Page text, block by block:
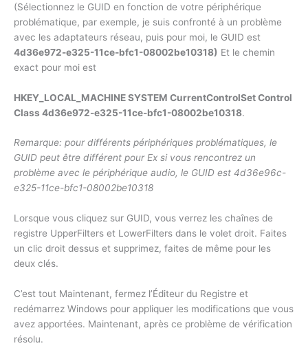
(Sélectionnez le GUID en fonction de votre périphérique
problématique, par exemple, je suis confronté à un problème
avec les adaptateurs réseau, puis pour moi, le GUID est
4d36e972-e325-11ce-bfc1-08002be10318) Et le chemin
exact pour moi est
HKEY_LOCAL_MACHINE SYSTEM CurrentControlSet Control
Class 4d36e972-e325-11ce-bfc1-08002be10318.
Remarque: pour différents périphériques problématiques, le
GUID peut être différent pour Ex si vous rencontrez un
problème avec le périphérique audio, le GUID est 4d36e96c-
e325-11ce-bfc1-08002be10318
Lorsque vous cliquez sur GUID, vous verrez les chaînes de
registre UpperFilters et LowerFilters dans le volet droit. Faites
un clic droit dessus et supprimez, faites de même pour les
deux clés.
C’est tout Maintenant, fermez l’Éditeur du Registre et
redémarrez Windows pour appliquer les modifications que vous
avez apportées. Maintenant, après ce problème de vérification
résolu.